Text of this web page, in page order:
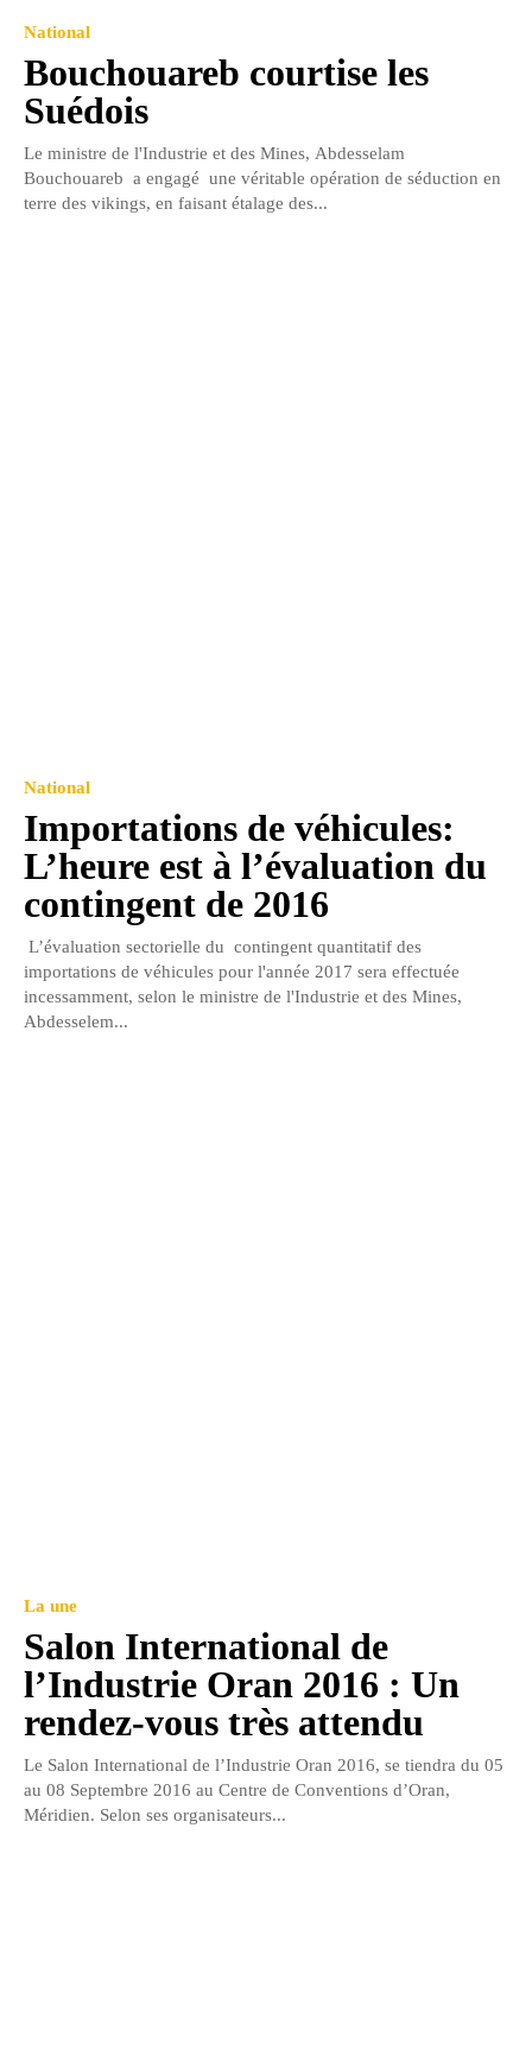
National
Bouchouareb courtise les
Suédois
Le ministre de l'Industrie et des Mines, Abdesselam
Bouchouareb a engagé une véritable opération de séduction en
terre des vikings, en faisant étalage des...
National
Importations de véhicules:
L’heure est à l’évaluation du
contingent de 2016
L’évaluation sectorielle du contingent quantitatif des
importations de véhicules pour l'année 2017 sera effectuée
incessamment, selon le ministre de l'Industrie et des Mines,
Abdesselem...
La une
Salon International de
l’Industrie Oran 2016 : Un
rendez-vous très attendu
Le Salon International de l’Industrie Oran 2016, se tiendra du 05
au 08 Septembre 2016 au Centre de Conventions d’Oran,
Méridien. Selon ses organisateurs...